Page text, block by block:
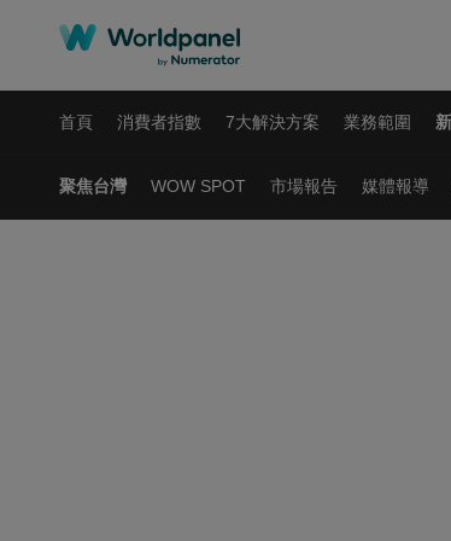
首頁 消費者指數 7大解決方案 業務範圍
聚焦台灣 WOW SPOT 市場報告 媒體報導